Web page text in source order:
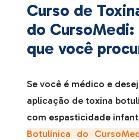
Curso de
do
que você
Se você é médico e
aplicação de toxina
com espasticidade
Botulínica
do